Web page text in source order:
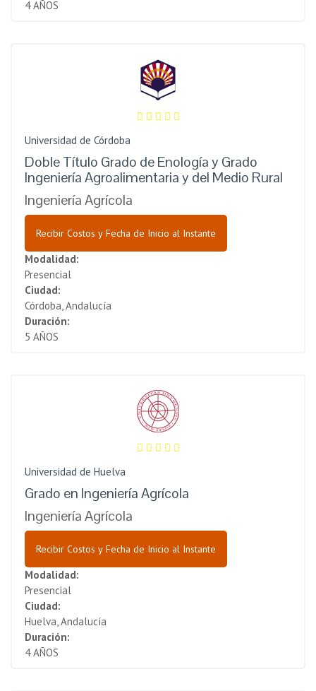
4 AÑOS
Universidad de Córdoba
Doble Título Grado de Enología y Grado
Ingeniería Agroalimentaria y del Medio Rural
Ingeniería Agrícola
Recibir Costos y Fecha de Inicio al Instante
Modalidad:
Presencial
Ciudad:
Córdoba, Andalucía
Duración:
5 AÑOS
Universidad de Huelva
Grado en Ingeniería Agrícola
Ingeniería Agrícola
Recibir Costos y Fecha de Inicio al Instante
Modalidad:
Presencial
Ciudad:
Huelva, Andalucía
Duración:
4 AÑOS